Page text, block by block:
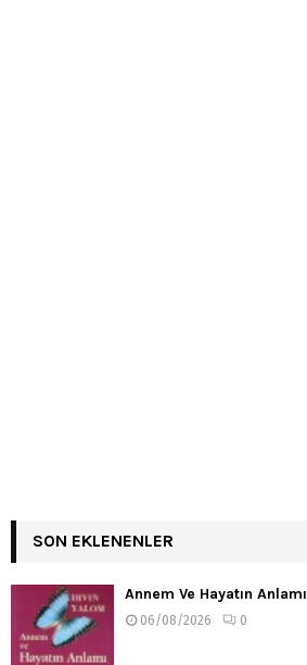
SON EKLENENLER
Annem Ve Hayatın Anlamı
06/08/2026 0